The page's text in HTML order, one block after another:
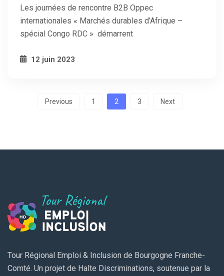
Les journées de rencontre B2B Oppec
internationales « Marchés durables d’Afrique –
spécial Congo RDC » démarrent
12 juin 2023
Pagination
Previous 1 2 3 Next
Tour Régional Emploi & Inclusion de Bourgogne Franche-
Comté. Un projet de Halte Discriminations, soutenue par la